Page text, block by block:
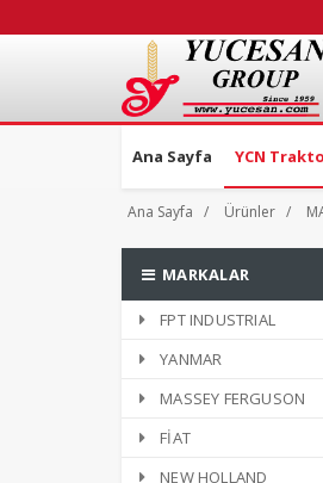
Ana Sayfa YCN
Ana Sayfa Ürünler
MARKALAR
FPT INDUSTRIAL
YANMAR
MASSEY FERGUSON
FİAT
NEW HOLLAND